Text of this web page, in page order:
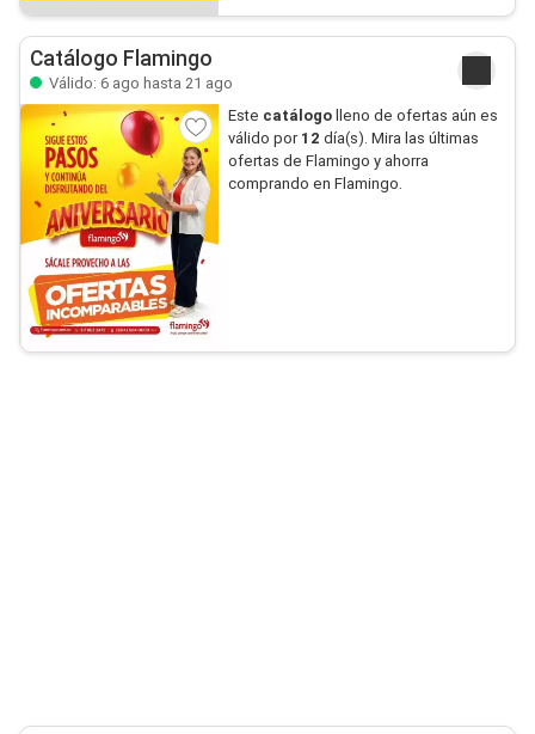
Catálogo Flamingo
Válido: 6 ago hasta 21 ago
Este catálogolleno de ofertas aún es
válido por 12 día(s). Mira las últimas
ofertas de Flamingo y ahorra
comprando en Flamingo.